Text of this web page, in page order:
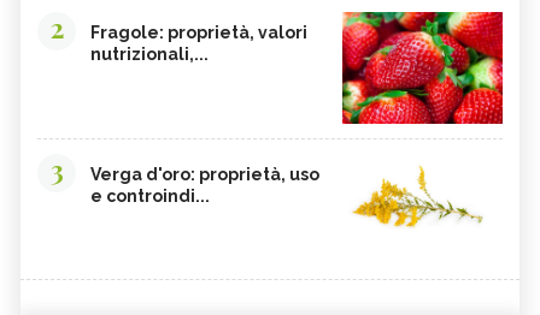
2
Fragole: proprietà, valori
nutrizionali,...
3
Verga d'oro: proprietà, uso
e controindi...